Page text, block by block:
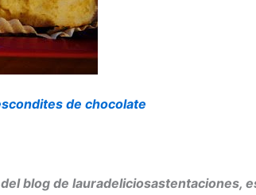
de chocolate
blog de lauradeliciosastentaciones,